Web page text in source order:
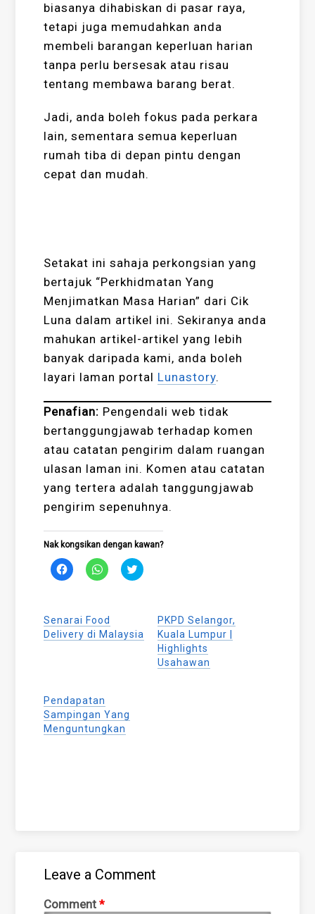
biasanya dihabiskan di pasar raya,
tetapi juga memudahkan anda
membeli barangan keperluan harian
tanpa perlu bersesak atau risau
tentang membawa barang berat.
Jadi, anda boleh fokus pada perkara
lain, sementara semua keperluan
rumah tiba di depan pintu dengan
cepat dan mudah.
Setakat ini sahaja perkongsian yang
bertajuk “Perkhidmatan Yang
Menjimatkan Masa Harian” dari Cik
Luna dalam artikel ini. Sekiranya anda
mahukan artikel-artikel yang lebih
banyak daripada kami, anda boleh
layari laman portal Lunastory.
Penafian: Pengendali web tidak
bertanggungjawab terhadap komen
atau catatan pengirim dalam ruangan
ulasan laman ini. Komen atau catatan
yang tertera adalah tanggungjawab
pengirim sepenuhnya.
Nak kongsikan dengan kawan?
Click
to
(Opens
in
new
window)
Click
to
(Opens
in
new
window)
Click
to
(Opens
new
window)
Senarai Food
Delivery di Malaysia
PKPD Selangor,
Kuala Lumpur |
Highlights
Usahawan
Pendapatan
Sampingan Yang
Menguntungkan
Leave a Comment
Comment*